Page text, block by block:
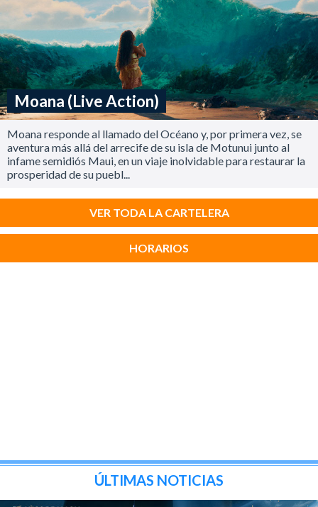
Moana (Live Action)
Moana responde al llamado del Océano y, por primera vez, se
aventura más allá del arrecife de su isla de Motunui junto al
infame semidiós Maui, en un viaje inolvidable para restaurar la
prosperidad de su puebl...
VER TODA LA CARTELERA
HORARIOS
ÚLTIMAS NOTICIAS